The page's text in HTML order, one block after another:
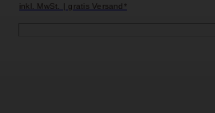
inkl. MwSt. | gratis Versand*